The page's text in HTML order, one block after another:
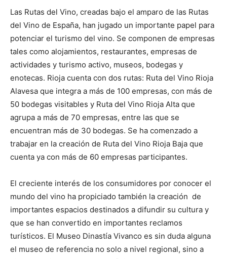
Las Rutas del Vino, creadas bajo el amparo de las Rutas
del Vino de España, han jugado un importante papel para
potenciar el turismo del vino. Se componen de empresas
tales como alojamientos, restaurantes, empresas de
actividades y turismo activo, museos, bodegas y
enotecas. Rioja cuenta con dos rutas: Ruta del Vino Rioja
Alavesa que integra a más de 100 empresas, con más de
50 bodegas visitables y Ruta del Vino Rioja Alta que
agrupa a más de 70 empresas, entre las que se
encuentran más de 30 bodegas. Se ha comenzado a
trabajar en la creación de Ruta del Vino Rioja Baja que
cuenta ya con más de 60 empresas participantes.
El creciente interés de los consumidores por conocer el
mundo del vino ha propiciado también la creación de
importantes espacios destinados a difundir su cultura y
que se han convertido en importantes reclamos
turísticos. El Museo Dinastía Vivanco es sin duda alguna
el museo de referencia no solo a nivel regional, sino a